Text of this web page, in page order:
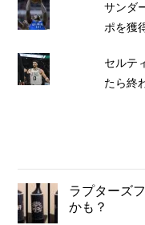
サンダ
ポを獲
セルテ
たら終
ラプターズ
かも？